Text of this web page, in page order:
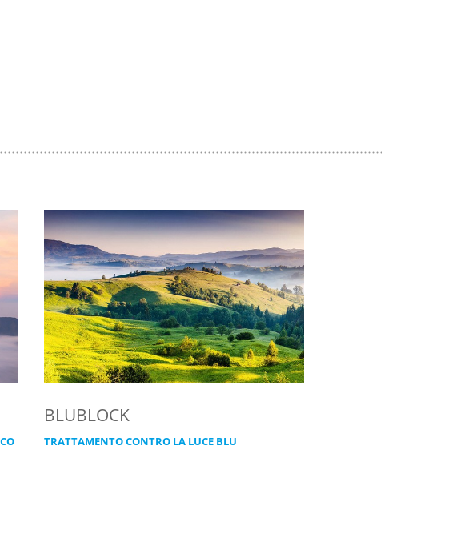
BLUBLOCK
TRATTAMENTO CONTRO LA LUCE BLU